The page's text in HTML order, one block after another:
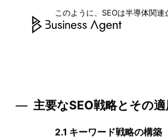
半導体業界は、技術革新が非
ジタルマーケティングとSEO
最新の更新を常にモニタリン
ることで、特定の半導体製品や